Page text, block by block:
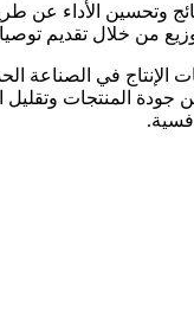
وتحسين الأداء عن
من خلال تقديم
في الصناعة
جودة المنتجات